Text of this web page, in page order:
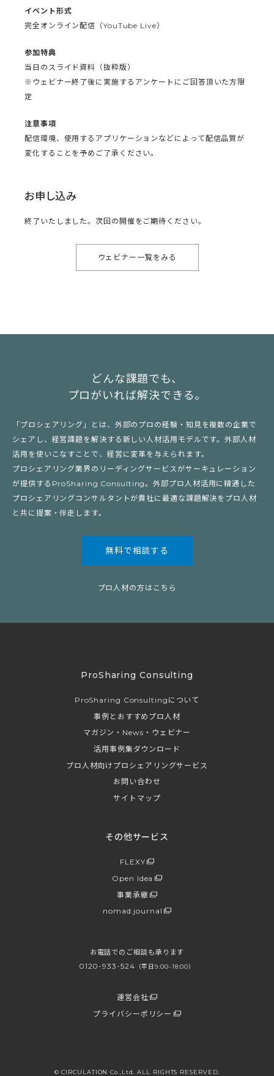
イベント形式
完全オンライン配信（YouTube Live）
参加特典
当日のスライド資料（抜粋版）
※ウェビナー終了後に実施するアンケートにご回答頂いた方限
定
注意事項
配信環境、使用するアプリケーションなどによって配信品質が
変化することを予めご了承ください。
お申し込み
終了いたしました。次回の開催をご期待ください。
ウェビナー一覧をみる
どんな課題でも、
プロがいれば解決できる。
「プロシェアリング」とは、外部のプロの経験・知見を複数の企業で
シェアし、経営課題を解決する新しい人材活用モデルです。外部人材
活用を使いこなすことで、経営に変革を与えられます。
プロシェアリング業界のリーディングサービスがサーキュレーション
が提供するProSharing Consulting。外部プロ人材活用に精通した
プロシェアリングコンサルタントが貴社に最適な課題解決をプロ人材
と共に提案・伴走します。
無料で相談する
プロ人材の方はこちら
ProSharing Consulting
ProSharing Consultingについて
事例とおすすめプロ人材
マガジン・News・ウェビナー
活用事例集ダウンロード
プロ人材向けプロシェアリングサービス
お問い合わせ
サイトマップ
その他サービス
FLEXY
Open Idea
事業承継
nomad journal
お電話でのご相談も承ります
0120-933-524 （平日9:00-18:00）
運営会社
プライバシーポリシー
© CIRCULATION Co.,Ltd. ALL RIGHTS RESERVED.